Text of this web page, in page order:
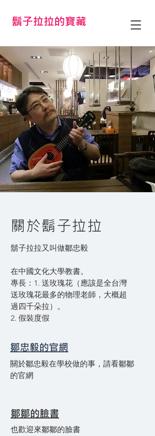
鬍子拉拉的寶藏
​關於鬍子拉拉
鬍子拉拉又叫做鄒忠毅
在中國文化大學教書。
專長：1. 送玫瑰花（應該是全台灣
送玫瑰花最多的物理老師，大概超
過四千朵拉）。
2. 假裝度假
​鄒忠毅的官網
​關於鄒忠毅在學校做的事，請看鄒鄒
的官網
鄒鄒的臉書
​也歡迎來鄒鄒的臉書